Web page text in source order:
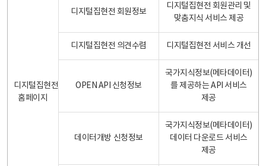
디지털집현전
홈페이지
디지털집현전 회원정보
디지털집현전 회원관리 및
맞춤지식 서비스 제공
디지털집현전 의견수렴 디지털집현전 서비스 개선
OPEN API 신청정보
국가지식정보(메타데이터)
를 제공하는 API 서비스
제공
데이터개방 신청정보
국가지식정보(메타데이터)
데이터 다운로드 서비스
제공